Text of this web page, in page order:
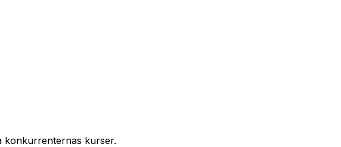
konkurrenternas kurser.